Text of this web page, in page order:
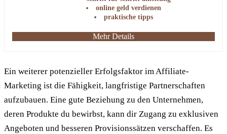
online geld verdienen
praktische tipps
Mehr Details
Ein weiterer potenzieller Erfolgsfaktor im Affiliate-
Marketing ist die Fähigkeit, langfristige Partnerschaften
aufzubauen. Eine gute Beziehung zu den Unternehmen,
deren Produkte du bewirbst, kann dir Zugang zu exklusiven
Angeboten und besseren Provisionssätzen verschaffen. Es